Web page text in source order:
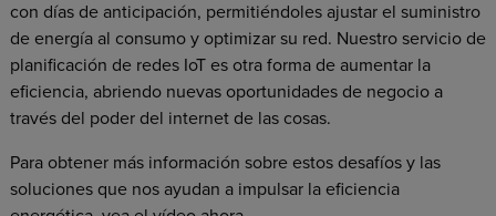
con días de anticipación, permitiéndoles ajustar el suministro
de energía al consumo y optimizar su red. Nuestro servicio de
planificación de redes IoT es otra forma de aumentar la
eficiencia, abriendo nuevas oportunidades de negocio a
través del poder del internet de las cosas.
Para obtener más información sobre estos desafíos y las
soluciones que nos ayudan a impulsar la eficiencia